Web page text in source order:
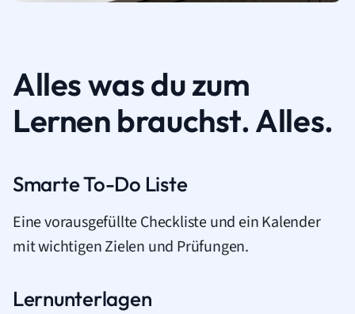
Alles was du zum
Lernen brauchst. Alles.
Smarte To-Do Liste
Eine vorausgefüllte Checkliste und ein Kalender
mit wichtigen Zielen und Prüfungen.
Lernunterlagen